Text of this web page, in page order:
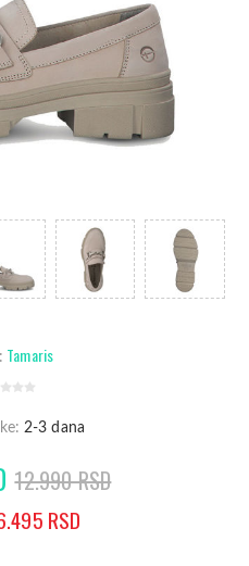
Tamaris
2-3 dana
12.990 RSD
RSD